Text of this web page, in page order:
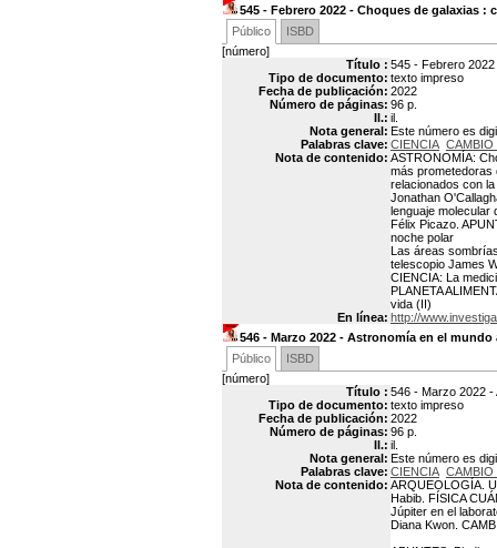
545 - Febrero 2022 - Choques de galaxias
Público
ISBD
[número]
Título : 545 - Febrero
Tipo de documento: texto impreso
Fecha de publicación: 2022
Número de páginas: 96 p.
Il.: il.
Nota general: Este número es
Palabras clave: CIENCIA CAMBIO
Nota de contenido: ASTRONOMÍA:
más prometedoras
relacionados con
Jonathan
lenguaje molecular
Félix Picazo.
noche polar
Las áreas
telescopio James
CIENCIA: La
PLANETA
vida (II)
En línea: http://
546 - Marzo 2022 - Astronomía en el
Público
ISBD
[número]
Título : 546 - Marzo 2022 -
Tipo de documento: texto impreso
Fecha de publicación: 2022
Número de páginas: 96 p.
Il.: il.
Nota general: Este número es
Palabras clave: CIENCIA CAMBIO
Nota de contenido: ARQUEOLOGÍA.
Habib. FÍSICA
Júpiter en el
Diana Kwon.